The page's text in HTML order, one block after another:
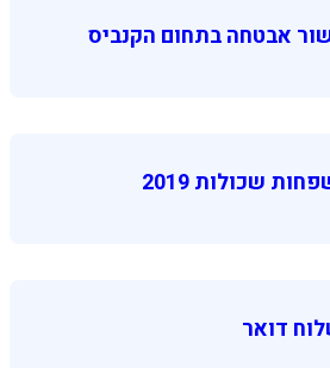
אבטחה בתחום הקנביס
שכולות 2019
דואר